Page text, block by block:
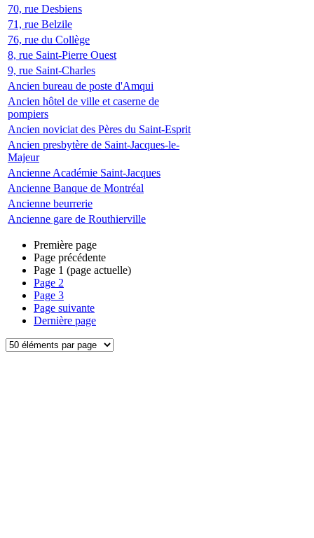
70, rue Desbiens
71, rue Belzile
76, rue du Collège
8, rue Saint-Pierre Ouest
9, rue Saint-Charles
Ancien bureau de poste d'Amqui
Ancien hôtel de ville et caserne de
pompiers
Ancien noviciat des Pères du Saint-Esprit
Ancien presbytère de Saint-Jacques-le-
Majeur
Ancienne Académie Saint-Jacques
Ancienne Banque de Montréal
Ancienne beurrerie
Ancienne gare de Routhierville
Première page
Page précédente
Page 1 (page actuelle)
Page 2
Page 3
Page suivante
Dernière page